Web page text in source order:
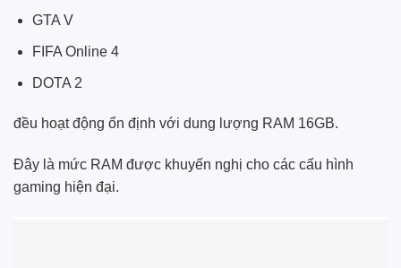
GTA V
FIFA Online 4
DOTA 2
đều hoạt động ổn định với dung lượng RAM 16GB.
Đây là mức RAM được khuyến nghị cho các cấu hình
gaming hiện đại.